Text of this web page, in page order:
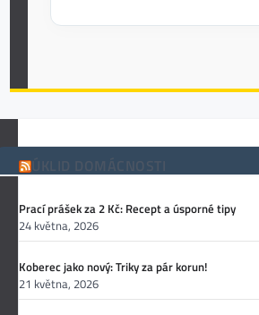
ÚKLID DOMÁCNOSTI
Prací prášek za 2 Kč: Recept a úsporné tipy
24 května, 2026
Koberec jako nový: Triky za pár korun!
21 května, 2026